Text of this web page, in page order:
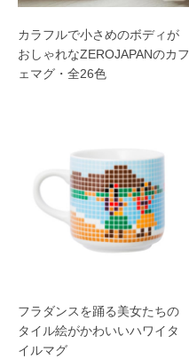
カラフルで小さめのボディが
おしゃれなZEROJAPANのカフ
ェマグ・全26色
フラダンスを踊る美女たちの
タイル絵がかわいいハワイタ
イルマグ